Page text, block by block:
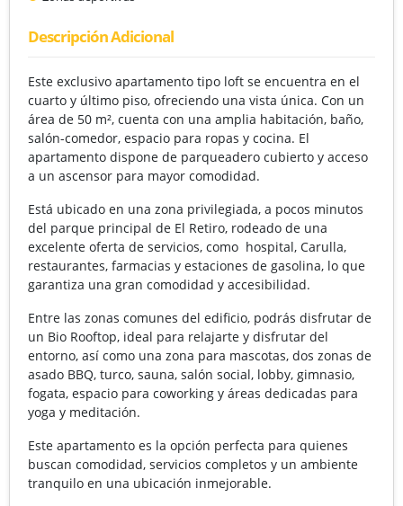
Descripción Adicional
Este exclusivo apartamento tipo loft se encuentra en el
cuarto y último piso, ofreciendo una vista única. Con un
área de 50 m², cuenta con una amplia habitación, baño,
salón-comedor, espacio para ropas y cocina. El
apartamento dispone de parqueadero cubierto y acceso
a un ascensor para mayor comodidad.
Está ubicado en una zona privilegiada, a pocos minutos
del parque principal de El Retiro, rodeado de una
excelente oferta de servicios, como hospital, Carulla,
restaurantes, farmacias y estaciones de gasolina, lo que
garantiza una gran comodidad y accesibilidad.
Entre las zonas comunes del edificio, podrás disfrutar de
un Bio Rooftop, ideal para relajarte y disfrutar del
entorno, así como una zona para mascotas, dos zonas de
asado BBQ, turco, sauna, salón social, lobby, gimnasio,
fogata, espacio para coworking y áreas dedicadas para
yoga y meditación.
Este apartamento es la opción perfecta para quienes
buscan comodidad, servicios completos y un ambiente
tranquilo en una ubicación inmejorable.